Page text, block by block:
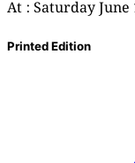
At : Saturday June
Printed Edition